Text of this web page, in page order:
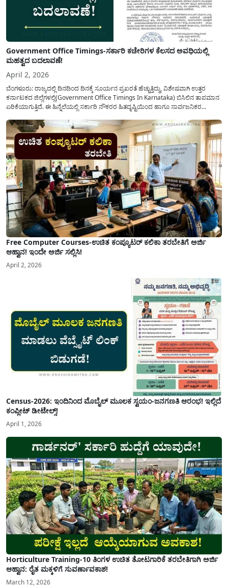
Government Office Timings-ಸರ್ಕಾರಿ ಕಚೇರಿಗಳ ಕೆಲಸದ ಅವಧಿಯಲ್ಲಿ
ಮಹತ್ವದ ಬದಲಾವಣೆ!
April 2, 2026
ಬೆಂಗಳೂರು: ರಾಜ್ಯದಲ್ಲಿ ದಿನದಿಂದ ದಿನಕ್ಕೆ ಸೂರ್ಯನ ಪ್ರಖರತೆ ಹೆಚ್ಚುತ್ತಿದ್ದು, ವಿಶೇಷವಾಗಿ ಉತ್ತರ
ಕರ್ನಾಟಕದ ಜಿಲ್ಲೆಗಳಲ್ಲಿ(Government Office Timings In Karnataka) ಬಿಸಿಲಿನ ತಾಪಮಾನ
ಏರಿಕೆಯಾಗುತ್ತಿದೆ. ಈ ಹಿನ್ನೆಲೆಯಲ್ಲಿ ಸರ್ಕಾರಿ ನೌಕರರ ಹಿತದೃಷ್ಟಿಯಿಂದ ಹಾಗೂ ಸಾರ್ವಜನಿಕರ
ಮತ್ತು ಕಲ್ಯಾಣ ಕರ್ನಾಟಕದ ಒಟ್ಟು 9 ಜಿಲ್ಲೆಗಳಲ್ಲಿ ಏಪ್ರಿಲ್...
Free Computer Courses-ಉಚಿತ ಕಂಪ್ಯೂಟರ್ ಕಲಿಕಾ ತರಬೇತಿಗೆ ಅರ್ಜಿ
ಆಹ್ವಾನ! ಇಂದೇ ಅರ್ಜಿ ಸಲ್ಲಿಸಿ!
April 2, 2026
Census-2026: ಇಂದಿನಿಂದ ಮೊಬೈಲ್ ಮೂಲಕ ಸ್ವಯಂ-ಜನಗಣತಿ ಆರಂಭ! ಇಲ್ಲಿದೆ
ಕಂಪ್ಲೀಟ್ ಡೀಟೇಲ್ಸ್!
April 1, 2026
Horticulture Training-10 ತಿಂಗಳ ಉಚಿತ ತೋಟಗಾರಿಕೆ ತರಬೇತಿಗಾಗಿ ಅರ್ಜಿ
ಆಹ್ವಾನ: ರೈತ ಮಕ್ಕಳಿಗೆ ಸುವರ್ಣಾವಕಾಶ!
March 12, 2026